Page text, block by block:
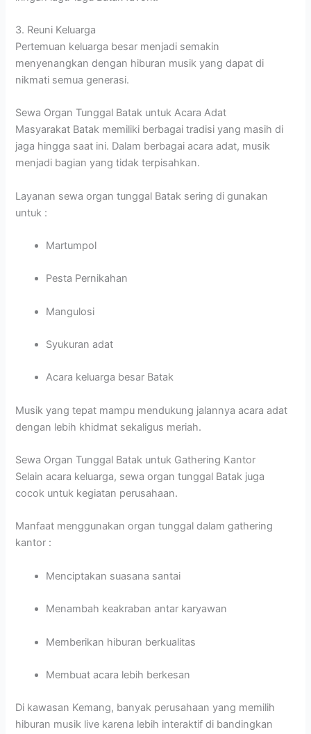
3. Reuni Keluarga
Pertemuan keluarga besar menjadi semakin
menyenangkan dengan hiburan musik yang dapat di
nikmati semua generasi.
Sewa Organ Tunggal Batak untuk Acara Adat
Masyarakat Batak memiliki berbagai tradisi yang masih di
jaga hingga saat ini. Dalam berbagai acara adat, musik
menjadi bagian yang tidak terpisahkan.
Layanan sewa organ tunggal Batak sering di gunakan
untuk :
Martumpol
Pesta Pernikahan
Mangulosi
Syukuran adat
Acara keluarga besar Batak
Musik yang tepat mampu mendukung jalannya acara adat
dengan lebih khidmat sekaligus meriah.
Sewa Organ Tunggal Batak untuk Gathering Kantor
Selain acara keluarga, sewa organ tunggal Batak juga
cocok untuk kegiatan perusahaan.
Manfaat menggunakan organ tunggal dalam gathering
kantor :
Menciptakan suasana santai
Menambah keakraban antar karyawan
Memberikan hiburan berkualitas
Membuat acara lebih berkesan
Di kawasan Kemang, banyak perusahaan yang memilih
hiburan musik live karena lebih interaktif di bandingkan